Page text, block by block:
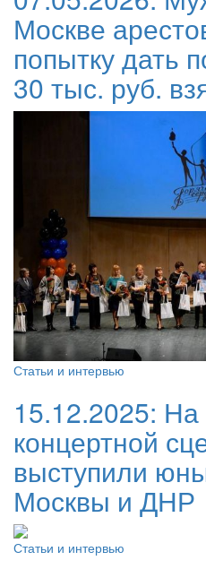
Москве
попытку дать
30 тыс. руб.
Статьи и интервью
15.12.2025: На
концертной
выступили
Москвы и ДНР
Статьи и интервью